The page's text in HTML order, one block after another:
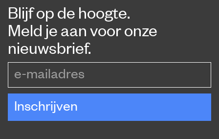
Blijf op de hoogte.
Meld je aan voor onze
nieuwsbrief.
Inschrijven